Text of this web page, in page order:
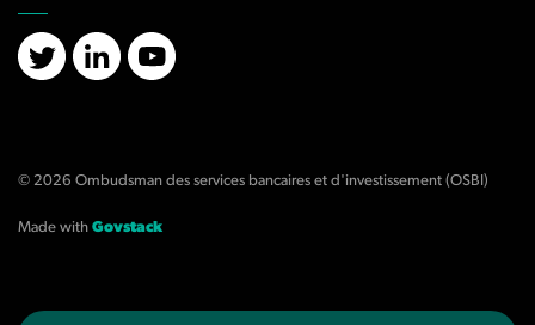
X/TwitterLinkedInYouTube
© 2026 Ombudsman des services bancaires et d'investissement (OSBI)
Made with Govstack